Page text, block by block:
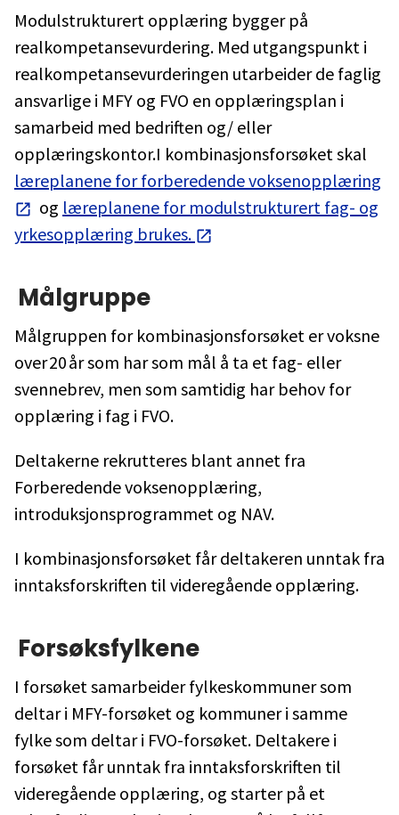
Modulstrukturert opplæring bygger på
realkompetansevurdering. Med utgangspunkt i
realkompetansevurderingen utarbeider de faglig
ansvarlige i MFY og FVO en opplæringsplan i
samarbeid med bedriften og/ eller
opplæringskontor.I kombinasjonsforsøket skal
læreplanene for forberedende voksenopplæring
og læreplanene for modulstrukturert fag- og
yrkesopplæring brukes.
Målgruppe
Målgruppen for kombinasjonsforsøket er voksne
over 20 år som har som mål å ta et fag- eller
svennebrev, men som samtidig har behov for
opplæring i fag i FVO.
Deltakerne rekrutteres blant annet fra
Forberedende voksenopplæring,
introduksjonsprogrammet og NAV.
I kombinasjonsforsøket får deltakeren unntak fra
inntaksforskriften til videregående opplæring.
Forsøksfylkene
I forsøket samarbeider fylkeskommuner som
deltar i MFY-forsøket og kommuner i samme
fylke som deltar i FVO-forsøket. Deltakere i
forsøket får unntak fra inntaksforskriften til
videregående opplæring, og starter på et